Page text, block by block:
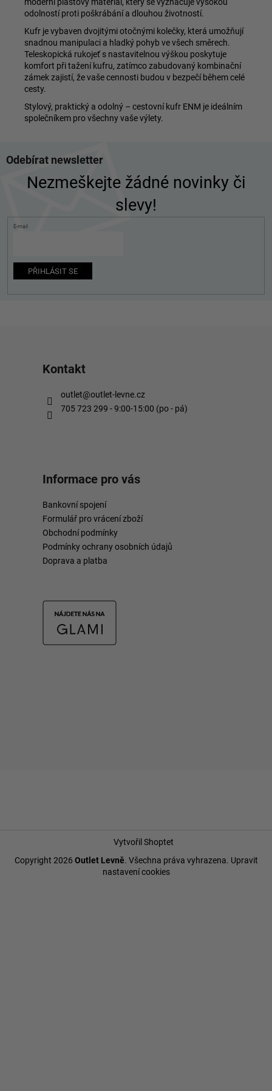
odolností proti poškrábání a dlouhou životností.
Kufr je vybaven dvojitými otočnými kolečky, která umožňují
snadnou manipulaci a hladký pohyb ve všech směrech.
Teleskopická rukojeť s nastavitelnou výškou poskytuje
komfort při tažení kufru, zatímco zabudovaný kombinační
zámek zajistí, že vaše cennosti budou v bezpečí během celé
cesty.
Stylový, praktický a odolný – cestovní kufr ENM je ideálním
společníkem pro všechny vaše výlety.
áOdebírat newsletter
Nezmeškejte žádné novinky či
slevy!
E-mail
PŘIHLÁSIT SE
Kontakt
outlet@outlet-levne.cz
705 723 299 - 9:00-15:00 (po - pá)
Informace pro vás
Bankovní spojení
Formulář pro vrácení zboží
Obchodní podmínky
Podmínky ochrany osobních údajů
Doprava a platba
Vytvořil Shoptet
Copyright 2026 Outlet Levně. Všechna práva vyhrazena. Upravit
nastavení cookies